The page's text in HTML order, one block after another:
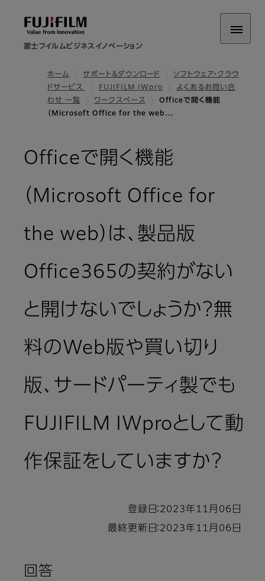
富士フイルムビジネスイノベーション
ホーム サポート＆ダウンロード
ソフトウェア・クラウ
ドサービス
FUJIFILM IWpro
よくあるお問い合
わせ 一覧
ワークスペース
Officeで開く機能
（Microsoft Office for the web…
Officeで開く機能
（Microsoft Office for
the web）は、製品版
Office365の契約がない
と開けないでしょうか？無
料のWeb版や買い切り
版、サードパーティ製でも
FUJIFILM IWproとして動
作保証をしていますか？
登録日：2023年11月06日
最終更新日：2023年11月06日
回答